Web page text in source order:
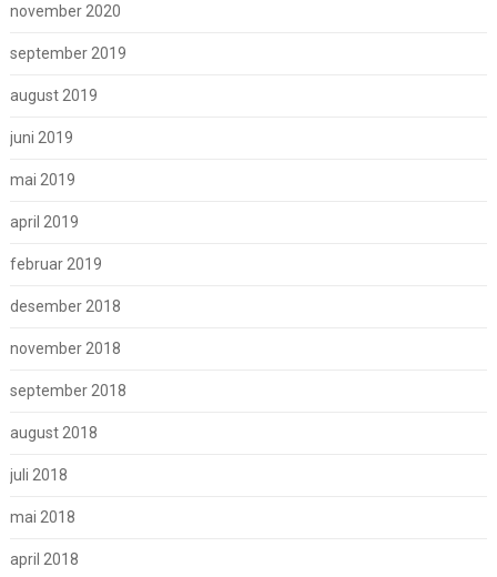
november 2020
september 2019
august 2019
juni 2019
mai 2019
april 2019
februar 2019
desember 2018
november 2018
september 2018
august 2018
juli 2018
mai 2018
april 2018